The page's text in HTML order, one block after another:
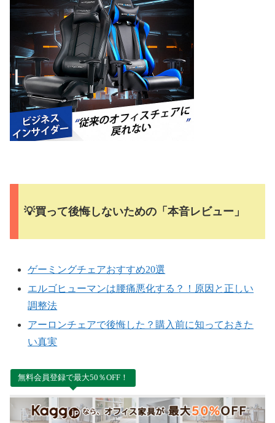
💡買って後悔しないための「本音レビュー」
ゲーミングチェアおすすめ20選
エルゴヒューマンは腰痛悪化する？！原因と正しい
調整法
アーロンチェアで後悔した？購入前に知っておきた
い真実
無料会員登録で最大50％OFF！